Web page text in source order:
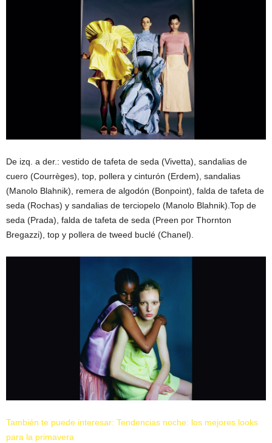
De izq. a der.: vestido de tafeta de seda (Vivetta), sandalias de
cuero (Courrèges), top, pollera y cinturón (Erdem), sandalias
(Manolo Blahnik), remera de algodón (Bonpoint), falda de tafeta de
seda (Rochas) y sandalias de terciopelo (Manolo Blahnik).Top de
seda (Prada), falda de tafeta de seda (Preen por Thornton
Bregazzi), top y pollera de tweed buclé (Chanel).
También te puede interesar: Tendencias noche: los mejores looks
para la primavera